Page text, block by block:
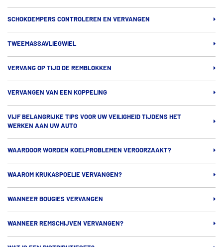
SCHOKDEMPERS CONTROLEREN EN VERVANGEN
TWEEMASSAVLIEGWIEL
VERVANG OP TIJD DE REMBLOKKEN
VERVANGEN VAN EEN KOPPELING
VIJF BELANGRIJKE TIPS VOOR UW VEILIGHEID TIJDENS HET
WERKEN AAN UW AUTO
WAARDOOR WORDEN KOELPROBLEMEN VEROORZAAKT?
WAAROM KRUKASPOELIE VERVANGEN?
WANNEER BOUGIES VERVANGEN
WANNEER REMSCHIJVEN VERVANGEN?